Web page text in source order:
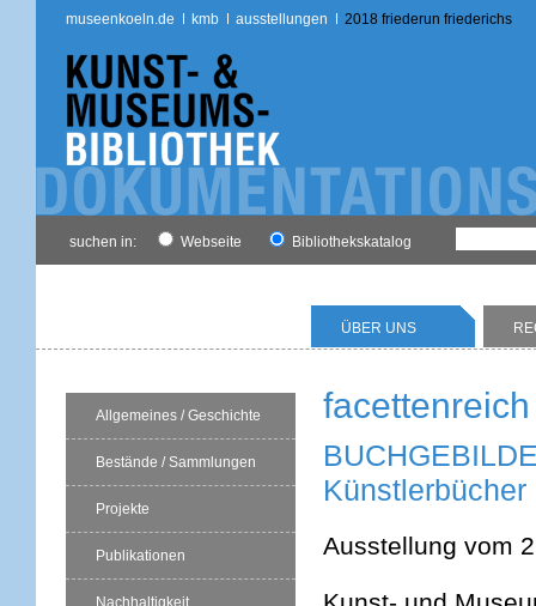
museenkoeln.de kmb ausstellungen 2018 friederun friederichs
suchen in: Webseite Bibliothekskatalog
ÜBER UNS
Allgemeines / Geschichte
Bestände / Sammlungen
Projekte
Publikationen
Nachhaltigkeit
Ausstellung vom